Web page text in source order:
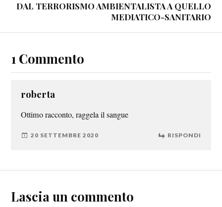
DAL TERRORISMO AMBIENTALISTA A QUELLO
MEDIATICO-SANITARIO
1 Commento
roberta
Ottimo racconto, raggela il sangue
20 SETTEMBRE 2020 RISPONDI
Lascia un commento